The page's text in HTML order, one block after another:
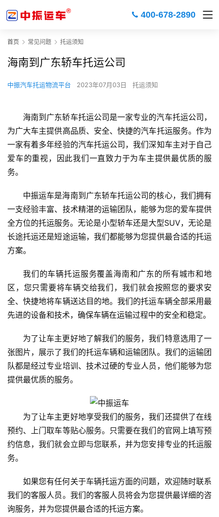
400-678-2890
首页 常见问题 托运须知
海南到广东轿车托运公司
中振汽车托运物流平台 2023年07月03日 托运须知
海南到广东轿车托运公司是一家专业的汽车托运公司，
为广大车主提供高品质、安全、快捷的汽车托运服务。作为
一家有着多年经验的汽车托运公司，我们深知车主对于自己
爱车的重视，因此我们一直致力于为车主提供最优质的服
务。
中振运车是海南到广东轿车托运公司的核心，我们拥有
一支经验丰富、技术精湛的运输团队，能够为您的爱车提供
全方位的托运服务。无论是小型轿车还是大型SUV，无论是
长途托运还是短途运输，我们都能够为您提供最合适的托运
方案。
我们的车辆托运服务覆盖海南和广东的所有城市和地
区，您只需要将车辆交给我们，我们就会按照您的要求安
全、快捷地将车辆送达目的地。我们的托运车辆全部采用最
先进的设备和技术，确保车辆在运输过程中的安全和稳定。
为了让车主更好地了解我们的服务，我们特意选用了一
张图片，展示了我们的托运车辆和运输团队。我们的运输团
队都是经过专业培训、技术过硬的专业人员，他们能够为您
提供最优质的服务。
为了让车主更好地享受我们的服务，我们还提供了在线
预约、上门取车等贴心服务。只需要在我们的官网上填写预
约信息，我们就会立即与您联系，并为您安排专业的托运服
务。
如果您有任何关于车辆托运方面的问题，欢迎随时联系
我们的客服人员。我们的客服人员将会为您提供最详细的咨
询服务，并为您提供最合适的托运方案。